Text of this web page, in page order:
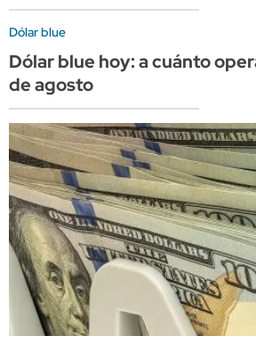
Dólar blue
Dólar blue hoy: a cuánto
de agosto